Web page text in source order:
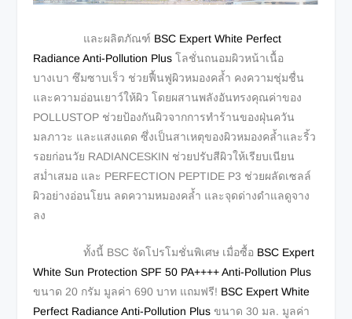
และผลิตภัณฑ์ BSC Expert White Perfect
Radiance Anti-Pollution Plus โลชั่นถนอมผิวหน้าเนื้อ
บางเบา ซึมซาบเร็ว ช่วยฟื้นฟูผิวหมองคล้ำ คงความชุ่มชื่น
และความอ่อนเยาว์ให้ผิว โดยผสานพลังอันทรงคุณค่าของ
POLLUSTOP ช่วยป้องกันผิวจากการทำร้านของฝุ่นควัน
มลภาวะ และแสงแดด ซึ่งเป็นสาเหตุของผิวหมองคล้ำและริ้ว
รอยก่อนวัย RADIANCESKIN ช่วยปรับสีผิวให้เรียบเนียน
สม่ำเสมอ และ PERFECTION PEPTIDE P3 ช่วยผลัดเซลล์
ผิวอย่างอ่อนโยน ลดความหมองคล้ำ และจุดด่างดำแลดูจาง
ลง
ทั้งนี้ BSC จัดโปรโมชั่นพิเศษ เมื่อซื้อ BSC Expert
White Sun Protection SPF 50 PA++++ Anti-Pollution Plus
ขนาด 20 กรัม มูลค่า 690 บาท แถมฟรี! BSC Expert White
Perfect Radiance Anti-Pollution Plus ขนาด 30 มล. มูลค่า